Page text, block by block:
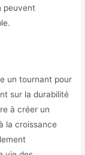
peuvent
un tournant pour
sur la durabilité
à créer un
la croissance